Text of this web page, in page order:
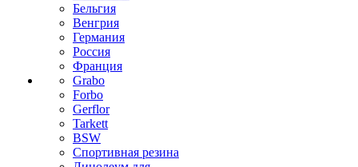
Бельгия
Венгрия
Германия
Россия
Франция
Grabo
Forbo
Gerflor
Tarkett
BSW
Спортивная резина